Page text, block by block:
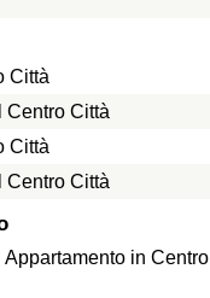
Città
Centro Città
Città
Centro Città
in Centro